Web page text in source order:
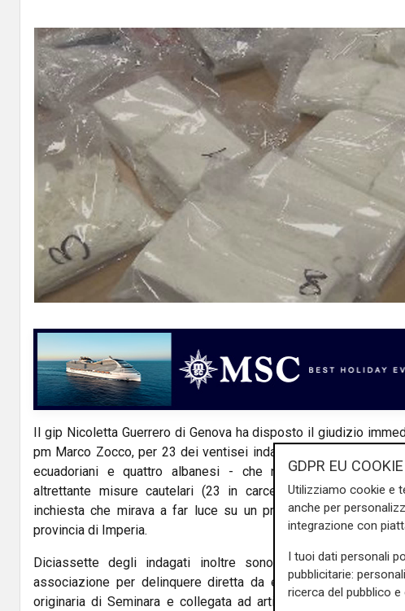
Il gip Nicoletta Guerrero di Genova ha disposto il giudizio
pm Marco Zocco, per 23 dei ventisei indagati - tra cui una di
ecuadoriani e quattro albanesi - che nel novembre scorso
altrettante misure cautelari (23 in carcere e 3 ai
inchiesta che mirava a far luce su un presunto traffico di
provincia di Imperia.
Diciassette degli indagati inoltre sono accusati di essere
associazione per delinquere diretta da esponenti della
originaria di Seminara e collegata ad articolazioni di
GDPR EU COOKIE
Utilizziamo cookie e
anche per
integrazione con
I tuoi dati personali
pubblicitarie:
ricerca del pubblico